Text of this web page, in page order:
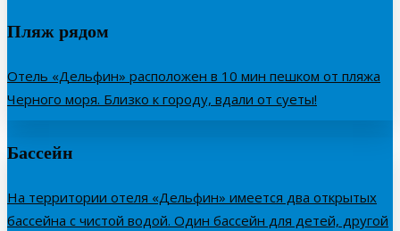
Пляж рядом
Отель «Дельфин» расположен в 10 мин пешком от пляжа
Черного моря. Близко к городу, вдали от суеты!
Бассейн
На территории отеля «Дельфин» имеется два открытых
бассейна с чистой водой. Один бассейн для детей, другой